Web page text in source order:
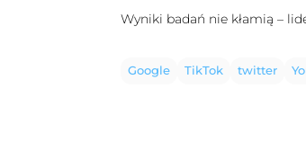
Wyniki badań nie kłamią –
Google TikTok twitter